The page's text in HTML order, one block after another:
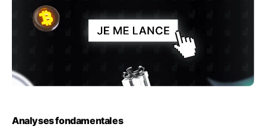
Analyses fondamentales